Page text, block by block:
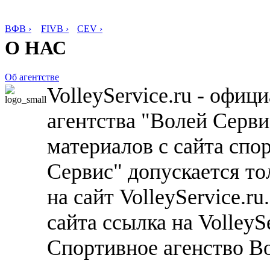
ВФВ › FIVB › CEV ›
О НАС
Об агентстве
VolleyService.ru -
агентства "Волей
материалов с сайта
Сервис" допускается
на сайт
сайта ссылка на
Спортивное агенство